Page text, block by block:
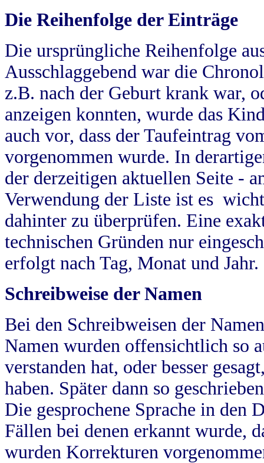
Die Reihenfolge der Einträge
Die ursprüngliche Reihenfolge
Ausschlaggebend war die
z.B. nach der Geburt krank war,
anzeigen konnten, wurde das
auch vor, dass der Taufeintrag
vorgenommen wurde. In
der derzeitigen aktuellen Seite -
Verwendung der Liste ist es
dahinter zu überprüfen. Eine
technischen Gründen nur
erfolgt nach Tag, Monat und Jahr.
Schreibweise der Namen
Bei den Schreibweisen der
Namen wurden offensichtlich so
verstanden hat, oder besser
haben. Später dann so
Die gesprochene Sprache in
Fällen bei denen erkannt wurde,
wurden Korrekturen